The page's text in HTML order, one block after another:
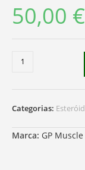
50,00 €
Quantidade
Categorias:
Marca: GP Muscle